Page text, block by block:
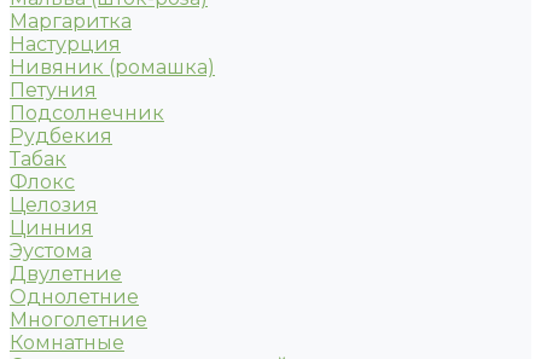
Маргаритка
Настурция
Нивяник (ромашка)
Петуния
Подсолнечник
Рудбекия
Табак
Флокс
Целозия
Цинния
Эустома
Двулетние
Однолетние
Многолетние
Комнатные